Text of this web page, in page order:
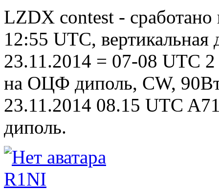
LZDX contest -
12:55 UTC, вертикальная
23.11.2014 = 07-08 UTC
на ОЦФ диполь, CW,
23.11.2014 08.15 UTC
диполь.
R1NI